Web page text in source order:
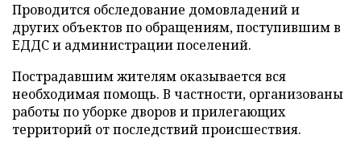
Проводится обследование домовладений и
других объектов по обращениям, поступившим в
ЕДДС и администрации поселений.
Пострадавшим жителям оказывается вся
необходимая помощь. В частности, организованы
работы по уборке дворов и прилегающих
территорий от последствий происшествия.